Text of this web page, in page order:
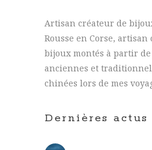
Artisan créateur de
Rousse en Corse, artisan
bijoux montés à partir
anciennes et
chinées lors de mes
Dernières actus